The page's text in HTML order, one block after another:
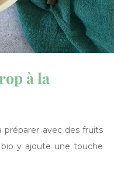
à la
préparer avec des fruits
y ajoute une touche